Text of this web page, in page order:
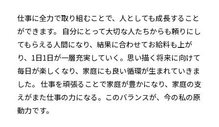
仕事に全力で取り組むことで、人としても成長すること
ができます。 自分にとって大切な人たちからも頼りにし
てもらえる人間になり、結果に合わせてお給料も上が
り、1日1日が一層充実していく。思い描く将来に向けて
毎日が楽しくなり、家庭にも良い循環が生まれていきま
した。 仕事を頑張ることで家庭が豊かになり、家庭の支
えがまた仕事の力になる。このバランスが、今の私の原
動力です。